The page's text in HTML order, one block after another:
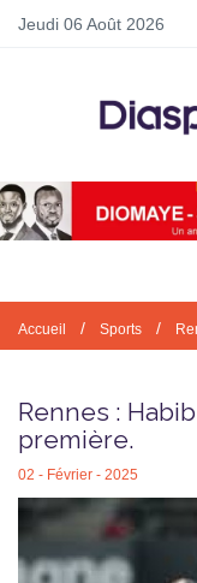
Jeudi 06 Août 2026
Accueil / Sports /
Rennes :
première.
02 - Février - 2025